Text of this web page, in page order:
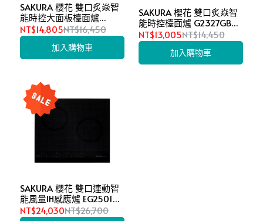
SAKURA 櫻花 雙口炙焱智
能時控大面板檯面爐
G2327XGB (不含安裝)
NT$14,805NT$16,450
加入購物車
SAKURA 櫻花 雙口炙焱智
能時控檯面爐 G2327GB
(不含安裝)
NT$13,005NT$14,450
加入購物車
SAKURA 櫻花 雙口連動智
能風量IH感應爐 EG2501G
(不含安裝)
NT$24,030NT$26,700